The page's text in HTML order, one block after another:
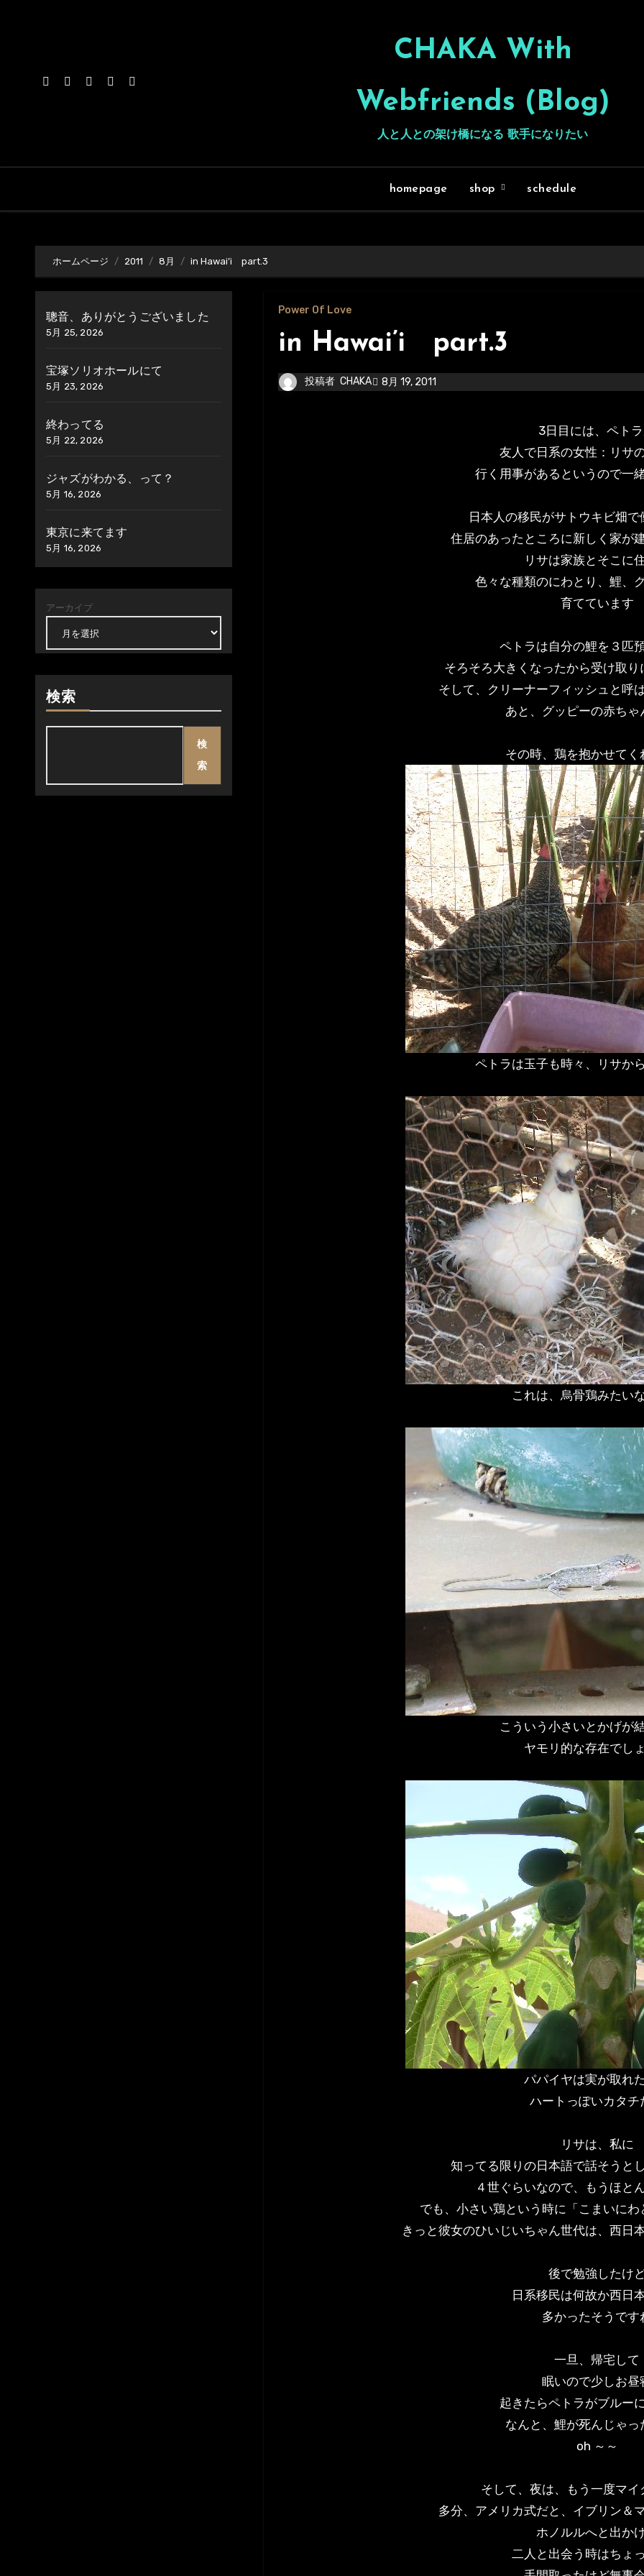
CHAKA With
Webfriends (Blog)
人と人との架け橋になる 歌手になりたい
homepage shop schedule
ホームページ 2011 8月 in Hawai’i part.3
聰音、ありがとうございました
5月 25, 2026
宝塚ソリオホールにて
5月 23, 2026
終わってる
5月 22, 2026
ジャズがわかる、って？
5月 16, 2026
東京に来てます
5月 16, 2026
アーカイブ
検索
検
索
Power Of Love
in Hawai’i part.3
投稿者 CHAKA 8月 19, 2011
3日目には、ペト
友人で日系の女性：リサ
行く用事があるというので一
日本人の移民がサトウキビ畑
住居のあったところに新しく家が
リサは家族とそこに
色々な種類のにわとり、鯉、
育てています
ペトラは自分の鯉を３匹
そろそろ大きくなったから受け取
そして、クリーナーフィッシュと呼
あと、グッピーの赤ちゃ
その時、鶏を抱かせてく
ペトラは玉子も時々、リサか
これは、烏骨鶏みたい
こういう小さいとかげが
ヤモリ的な存在でし
パパイヤは実が取れ
ハートっぽいカタチ
リサは、私に
知ってる限りの日本語で話そうと
４世ぐらいなので、もうほと
でも、小さい鶏という時に「こまいに
きっと彼女のひいじいちゃん世代は、西日
後で勉強したけ
日系移民は何故か西日
多かったそうです
一旦、帰宅して
眠いので少しお昼
起きたらペトラがブルー
なんと、鯉が死んじゃっ
oh ～～
そして、夜は、もう一度マ
多分、アメリカ式だと、イブリン＆
ホノルルへと出か
二人と出会う時はちょ